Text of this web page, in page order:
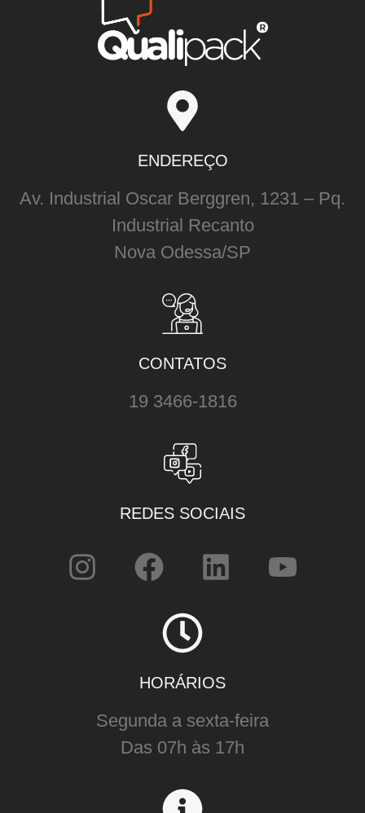
ENDEREÇO
Av. Industrial Oscar Berggren, 1231 – Pq.
Industrial Recanto
Nova Odessa/SP
CONTATOS
19 3466-1816
REDES SOCIAIS
HORÁRIOS
Segunda a sexta-feira
Das 07h às 17h